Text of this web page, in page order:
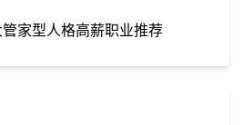
家型人格高薪职业推荐